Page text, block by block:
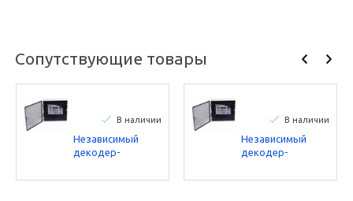
Сопутствующие товары
В наличии
Независимый
декодер-
фиксирующий
В наличии
Независимый
декодер-
фиксирующий